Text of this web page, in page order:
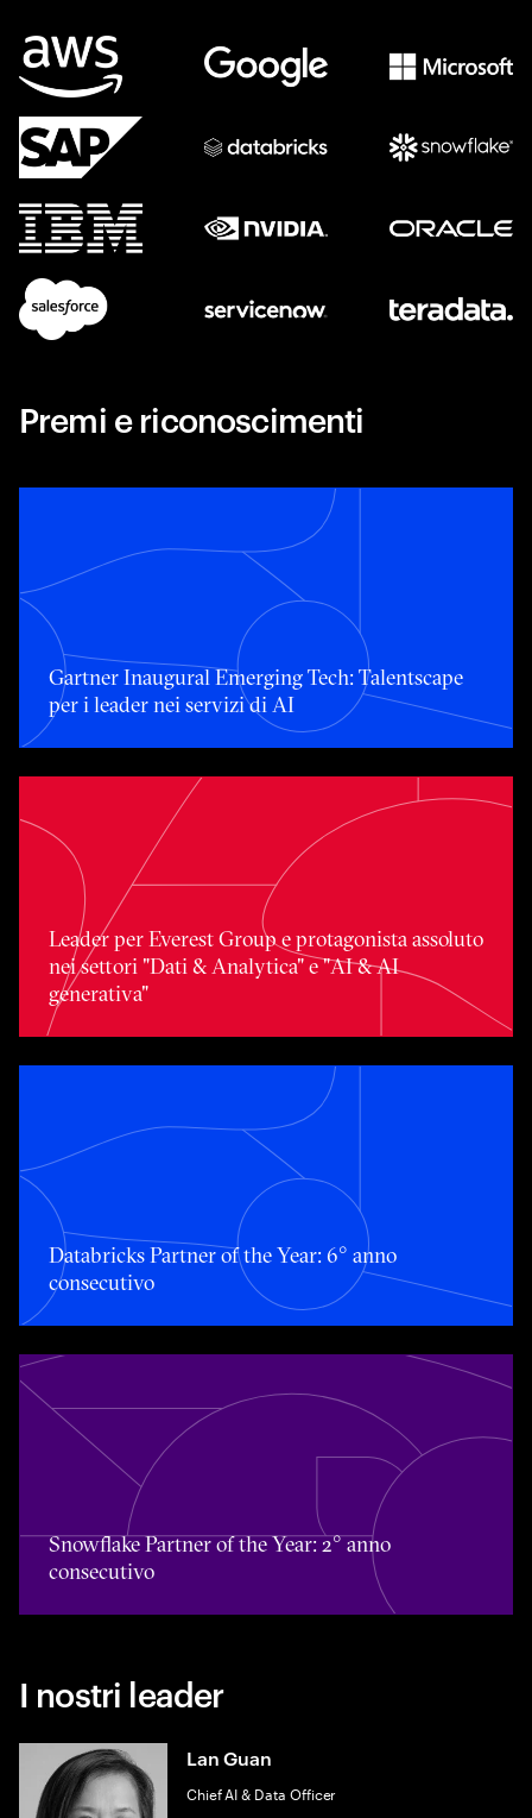
Premi e riconoscimenti
Gartner Inaugural Emerging Tech: Talentscape per i
Gartner Inaugural Emerging Tech: Talentscape
per i leader nei servizi di AI
Leader per Everest Group e protagonista assoluto nei
Leader per Everest Group e protagonista assoluto
nei settori "Dati & Analytica" e "AI & AI
generativa"
Databricks Partner of the Year: 6° anno consecutivo
Databricks Partner of the Year: 6° anno
consecutivo
Snowflake Partner of the Year: 2° anno consecutivo
Snowflake Partner of the Year: 2° anno
consecutivo
I nostri leader
Lan Guan
Chief AI & Data Officer